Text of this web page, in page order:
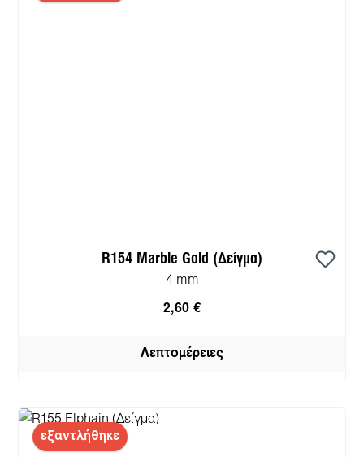
R154 Marble Gold (Δείγμα)
4 mm
2,60 €
Λεπτομέρειες
εξαντλήθηκε